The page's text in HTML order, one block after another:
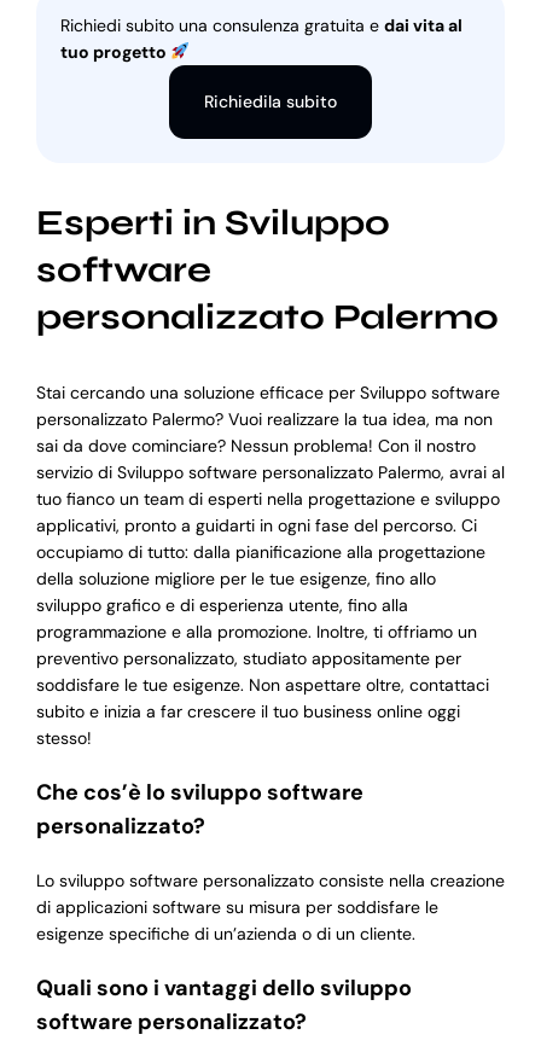
Richiedi subito una consulenza gratuita e dai vita al
tuo progetto
Richiedila subito
Esperti in Sviluppo
software
personalizzato Palermo
Stai cercando una soluzione efficace per Sviluppo software
personalizzato Palermo? Vuoi realizzare la tua idea, ma non
sai da dove cominciare? Nessun problema! Con il nostro
servizio di Sviluppo software personalizzato Palermo, avrai al
tuo fianco un team di esperti nella progettazione e sviluppo
applicativi, pronto a guidarti in ogni fase del percorso. Ci
occupiamo di tutto: dalla pianificazione alla progettazione
della soluzione migliore per le tue esigenze, fino allo
sviluppo grafico e di esperienza utente, fino alla
programmazione e alla promozione. Inoltre, ti offriamo un
preventivo personalizzato, studiato appositamente per
soddisfare le tue esigenze. Non aspettare oltre, contattaci
subito e inizia a far crescere il tuo business online oggi
stesso!
Che cos’è lo sviluppo software
personalizzato?
Lo sviluppo software personalizzato consiste nella creazione
di applicazioni software su misura per soddisfare le
esigenze specifiche di un’azienda o di un cliente.
Quali sono i vantaggi dello sviluppo
software personalizzato?